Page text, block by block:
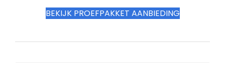
BEKIJK PROEFPAKKET AANBIEDING